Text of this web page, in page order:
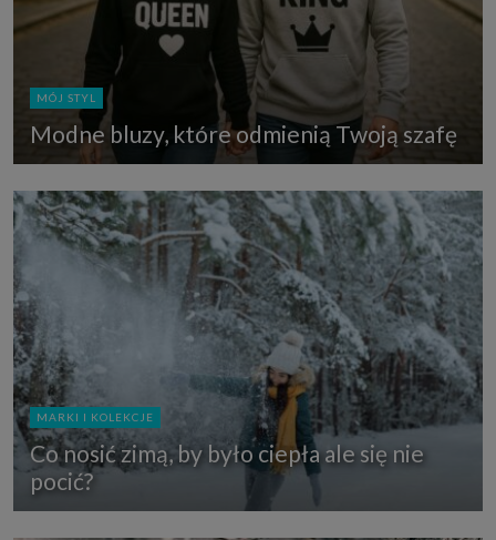
MÓJ STYL
Modne bluzy, które odmienią Twoją szafę
MARKI I KOLEKCJE
Co nosić zimą, by było ciepła ale się nie
pocić?